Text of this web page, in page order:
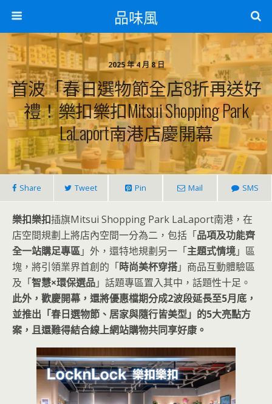
品味風
2025 年 4 月 8 日
首波「春日選物節全店8折再送好
禮！樂扣樂扣Mitsui Shopping Park
LaLaport南港店慶開幕
Share Tweet Pin Mail SMS
樂扣樂扣插旗Mitsui Shopping Park LaLaport南港，在
店空間規劃上將店內空間一分為二，包括「品項及功能齊
全一站購足專區」外，還特地規劃另一「主題式情境」區
塊，將引領業界首創的「時尚美杯穿搭」商品互動體驗區
及「智慧×環保選品」話題專區置入其中，話題性十足。
此外，歡慶開幕，還將優惠檔期分成2波段延長至5月底，
並推出「春日選物節、居家與隨行皆美型」的5大亮點方
案，且還難得結合線上網站購物共同享好康。